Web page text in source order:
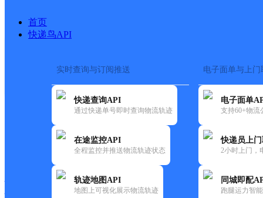
首页
快递鸟API
实时查询与订阅推送
快递查询API
通过快递单号即时查询物流轨迹
在途监控API
全程监控并推送物流轨迹状态
轨迹地图API
地图上可视化展示物流轨迹
电子面单与上门
电子面单
支持60+物流
快递员上
2小时上门，
同城即配
跑腿运力智
快递大全> 快递网
快运大全 快递时效